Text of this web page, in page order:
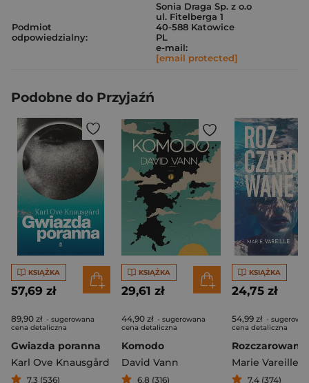
Podmiot
odpowiedzialny:
Sonia Draga Sp. z o.o
ul. Fitelberga 1
40-588 Katowice
PL
e-mail:
[email protected]
Podobne do Przyjaźń
KSIĄŻKA
57,69 zł
89,90 zł - sugerowana
cena detaliczna
Gwiazda poranna
Karl Ove Knausgård
7,3 (536)
KSIĄŻKA
29,61 zł
44,90 zł - sugerowana
cena detaliczna
Komodo
David Vann
6,8 (316)
KSIĄŻKA
24,75 zł
54,99 zł -
cena detaliczna
Rozczarowane
Marie Vareille
7,4 (374)